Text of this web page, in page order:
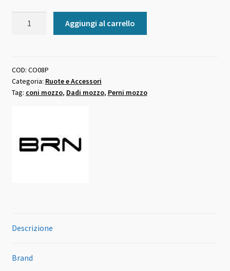
miche
quantità
Aggiungi al carrello
COD: CO08P
Categoria: Ruote e Accessori
Tag: coni mozzo, Dadi mozzo, Perni mozzo
Descrizione
Brand